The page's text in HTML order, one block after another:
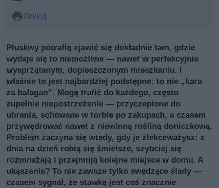
Drukuj
Pluskwy potrafią zjawić się dokładnie tam, gdzie
wydaje się to niemożliwe — nawet w perfekcyjnie
wysprzątanym, dopieszczonym mieszkaniu. I
właśnie to jest najbardziej podstępne: to nie „kara
za bałagan”. Mogą trafić do każdego, często
zupełnie niepostrzeżenie — przyczepione do
ubrania, schowane w torbie po zakupach, a czasem
przywędrować nawet z niewinną rośliną doniczkową.
Problem zaczyna się wtedy, gdy je zlekceważysz: z
dnia na dzień robią się śmielsze, szybciej się
rozmnażają i przejmują kolejne miejsca w domu. A
ukąszenia? To nie zawsze tylko swędzące ślady —
czasem sygnał, że stawką jest coś znacznie